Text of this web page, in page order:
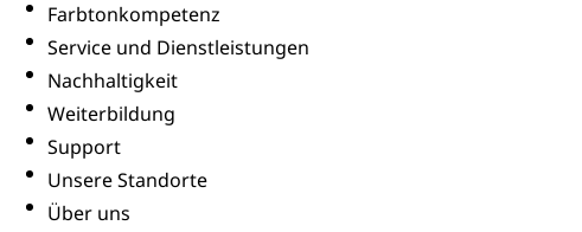
Farbtonkompetenz
Service und Dienstleistungen
Nachhaltigkeit
Weiterbildung
Support
Unsere Standorte
Über uns